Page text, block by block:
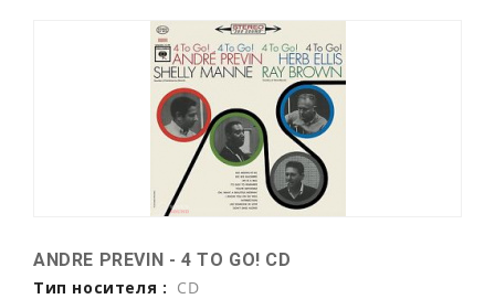
ANDRE PREVIN - 4 TO GO! CD
Тип носителя : CD